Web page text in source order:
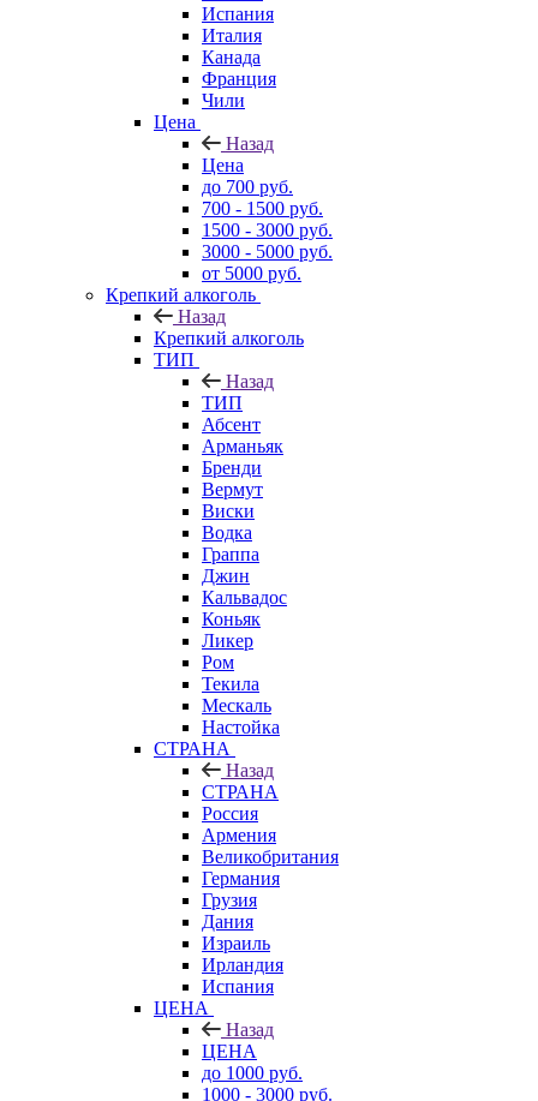
Испания
Италия
Канада
Франция
Чили
Цена
Назад
Цена
до 700 руб.
700 - 1500 руб.
1500 - 3000 руб.
3000 - 5000 руб.
от 5000 руб.
Крепкий алкоголь
Назад
Крепкий алкоголь
ТИП
Назад
ТИП
Абсент
Арманьяк
Бренди
Вермут
Виски
Водка
Граппа
Джин
Кальвадос
Коньяк
Ликер
Ром
Текила
Мескаль
Настойка
СТРАНА
Назад
СТРАНА
Россия
Армения
Великобритания
Германия
Грузия
Дания
Израиль
Ирландия
Испания
ЦЕНА
Назад
ЦЕНА
до 1000 руб.
1000 - 3000 руб.